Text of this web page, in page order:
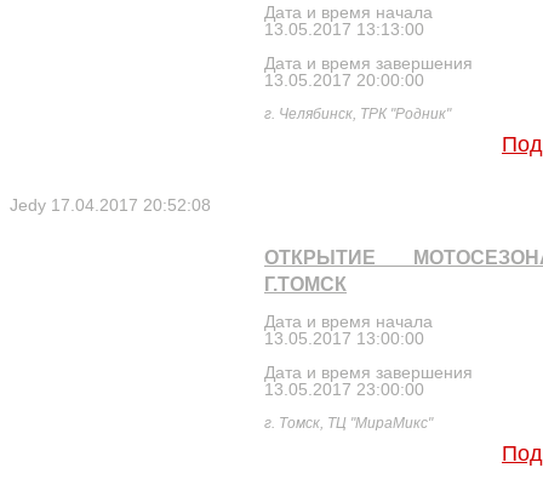
Дата и время начала
13.05.2017 13:13:00
Дата и время завершения
13.05.2017 20:00:00
г. Челябинск, ТРК "Родник"
Jedy 17.04.2017 20:52:08
ОТКРЫТИЕ
Г.ТОМСК
Дата и время начала
13.05.2017 13:00:00
Дата и время завершения
13.05.2017 23:00:00
г. Томск, ТЦ "МираМикс"